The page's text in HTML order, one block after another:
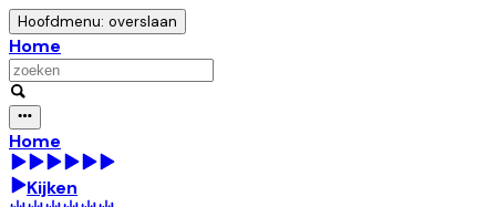
Hoofdmenu: overslaan
Home
Home
Kijken